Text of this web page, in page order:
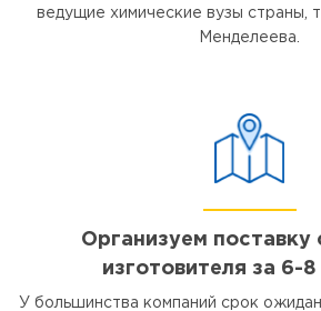
ведущие химические вузы страны,
Менделеева.
Организуем поставку
изготовителя за 6-
У большинства компаний срок